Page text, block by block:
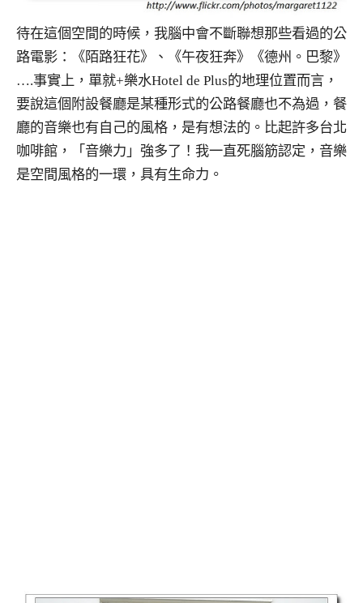
待在這個空間的時候，我腦中會不斷聯想那些看過的公
路電影：《陌路狂花》、《午夜狂奔》《德州。巴黎》
….事實上，單就+樂水Hotel de Plus的地理位置而言，
要說這個附設餐廳是某種形式的公路餐廳也不為過，餐
廳的音樂也有自己的風格，是有想法的。比起許多台北
咖啡館，「音樂力」強多了！我一直死腦筋認定，音樂
是空間風格的一環，具有生命力。